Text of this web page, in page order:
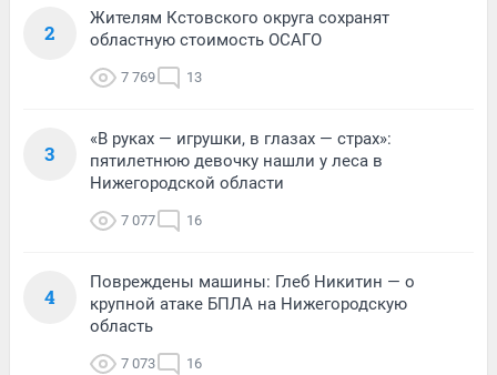
2
Жителям Кстовского округа сохранят
областную стоимость ОСАГО
7 769 13
3
«В руках — игрушки, в глазах — страх»:
пятилетнюю девочку нашли у леса в
Нижегородской области
7 077 16
4
Повреждены машины: Глеб Никитин — о
крупной атаке БПЛА на Нижегородскую
область
7 073 16